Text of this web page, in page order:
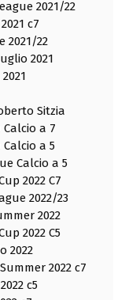
2021/22
c7
2021/22
2021
Sitzia
Calcio a 7
Calcio a 5
Calcio a 5
2022 C7
2022/23
2022
2022 C5
2022
2022 c7
c5